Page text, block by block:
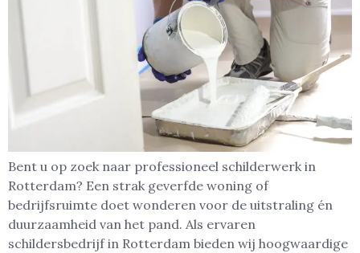
Bent u op zoek naar professioneel schilderwerk in
Rotterdam? Een strak geverfde woning of
bedrijfsruimte doet wonderen voor de uitstraling én
duurzaamheid van het pand. Als ervaren
schildersbedrijf in Rotterdam bieden wij hoogwaardige